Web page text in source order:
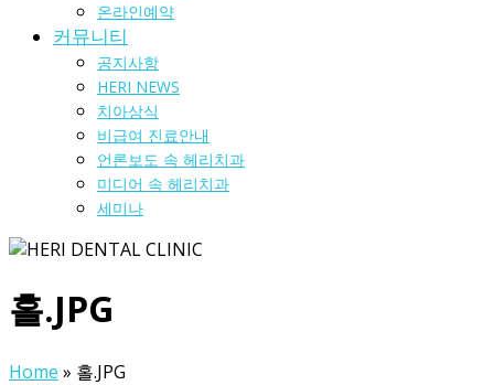
온라인예약
커뮤니티
공지사항
HERI NEWS
치아상식
비급여 진료안내
언론보도 속 헤리치과
미디어 속 헤리치과
세미나
홀.JPG
Home » 홀.JPG